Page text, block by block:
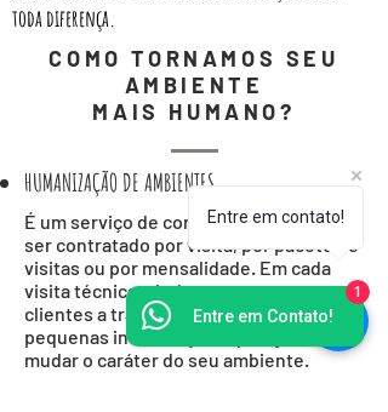
toda diferença.
COMO TORNAMOS SEU
AMBIENTE
MAIS HUMANO?
HUMANIZAÇÃO DE AMBIENTES
É um serviço de consultoria, que pode
ser contratado por visita, por pacote de
visitas ou por mensalidade. Em cada
visita técnica, ajudamos nossos
clientes a transformar seu espaço com
pequenas intervenções que ajudarão a
mudar o caráter do seu ambiente.
Entre em contato!
Entre em Contato!
1